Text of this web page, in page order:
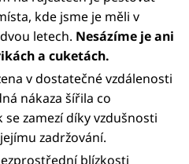
kde jsme je měli v
letech. Nesázíme je ani
a cuketách.
v dostatečné vzdálenosti
nákaza šířila co
zamezí díky vzdušnosti
zadržování.
blízkosti